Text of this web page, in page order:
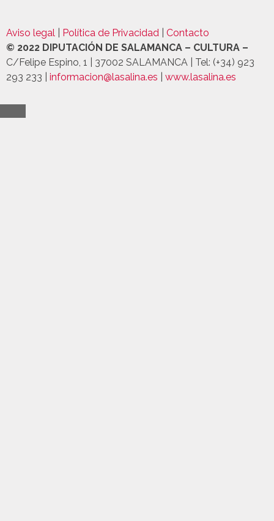
Aviso legal Política de Privacidad
Contacto
© 2022 DIPUTACIÓN DE SALAMANCA – CULTURA –
C/Felipe Espino, 1 | 37002 SALAMANCA | Tel: (+34) 923
293 233 | informacion@lasalina.es www.lasalina.es